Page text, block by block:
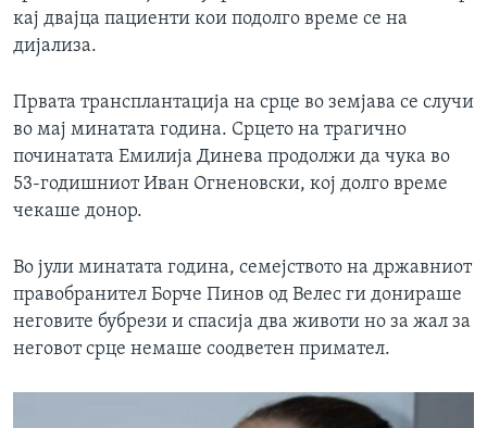
кај двајца пациенти кои подолго време се на
дијализа.
Првата трансплантација на срце во земјава се случи
во мај минатата година. Срцето на трагично
починатата Емилија Динева продолжи да чука во
53-годишниот Иван Огненовски, кој долго време
чекаше донор.
Во јули минатата година, семејството на државниот
правобранител Борче Пинов од Велес ги донираше
неговите бубрези и спасија два животи но за жал за
неговот срце немаше соодветен примател.